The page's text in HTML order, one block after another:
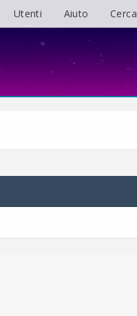
Utenti Aiuto Cerca